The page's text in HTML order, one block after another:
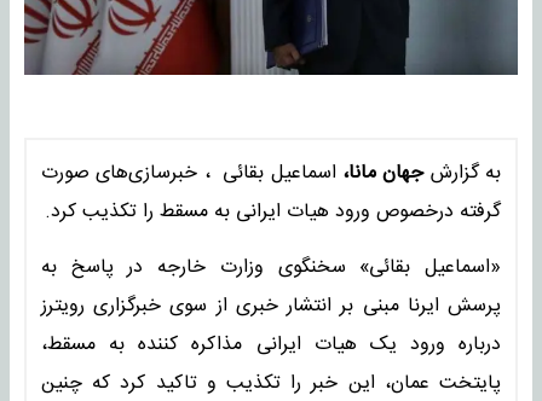
به گزارشجهان مانا، اسماعیل بقائی ، خبرسازی‌های صورت
گرفته درخصوص ورود هیات ایرانی به مسقط را تکذیب کرد.
«اسماعیل بقائی» سخنگوی وزارت خارجه در پاسخ به
پرسش ایرنا مبنی بر انتشار خبری از سوی خبرگزاری رویترز
درباره ورود یک هیات ایرانی مذاکره کننده به مسقط،
پایتخت عمان، این خبر را تکذیب و تاکید کرد که چنین